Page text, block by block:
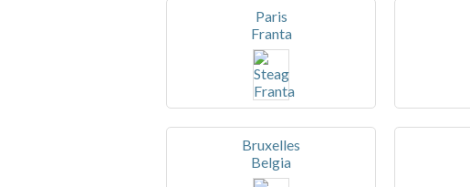
Paris
Franta
Bruxelles
Belgia